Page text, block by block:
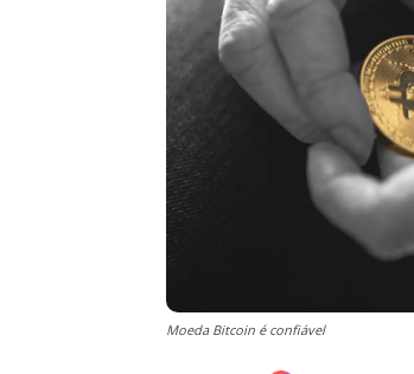
Moeda Bitcoin é confiável